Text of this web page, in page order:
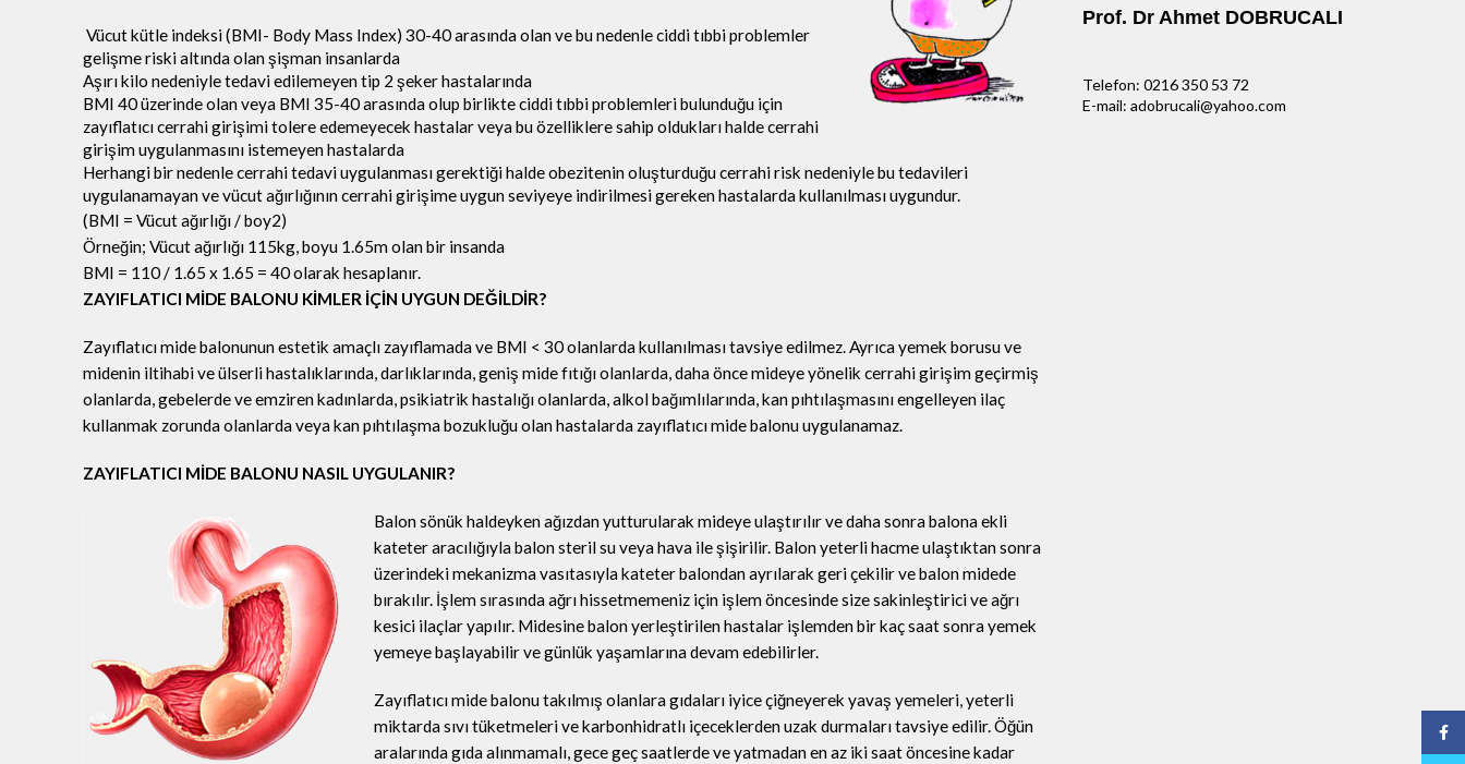
Vücut kütle indeksi (BMI- Body Mass Index) 30-40 arasında olan ve bu nedenle ciddi tıbbi problemler
gelişme riski altında olan şişman insanlarda
Aşırı kilo nedeniyle tedavi edilemeyen tip 2 şeker hastalarında
BMI 40 üzerinde olan veya BMI 35-40 arasında olup birlikte ciddi tıbbi problemleri bulunduğu için
zayıflatıcı cerrahi girişimi tolere edemeyecek hastalar veya bu özelliklere sahip oldukları halde cerrahi
girişim uygulanmasını istemeyen hastalarda
Herhangi bir nedenle cerrahi tedavi uygulanması gerektiği halde obezitenin oluşturduğu cerrahi risk nedeniyle bu tedavileri
uygulanamayan ve vücut ağırlığının cerrahi girişime uygun seviyeye indirilmesi gereken hastalarda kullanılması uygundur.
(BMI = Vücut ağırlığı / boy2)
Örneğin; Vücut ağırlığı 115kg, boyu 1.65m olan bir insanda
BMI = 110 / 1.65 x 1.65 = 40 olarak hesaplanır.
ZAYIFLATICI MİDE BALONU KİMLER İÇİN UYGUN DEĞİLDİR?
Zayıflatıcı mide balonunun estetik amaçlı zayıflamada ve BMI < 30 olanlarda kullanılması tavsiye edilmez. Ayrıca yemek borusu ve
midenin iltihabi ve ülserli hastalıklarında, darlıklarında, geniş mide fıtığı olanlarda, daha önce mideye yönelik cerrahi girişim geçirmiş
olanlarda, gebelerde ve emziren kadınlarda, psikiatrik hastalığı olanlarda, alkol bağımlılarında, kan pıhtılaşmasını engelleyen ilaç
kullanmak zorunda olanlarda veya kan pıhtılaşma bozukluğu olan hastalarda zayıflatıcı mide balonu uygulanamaz.
ZAYIFLATICI MİDE BALONU NASIL UYGULANIR?
Balon sönük haldeyken ağızdan yutturularak mideye ulaştırılır ve daha sonra balona ekli
kateter aracılığıyla balon steril su veya hava ile şişirilir. Balon yeterli hacme ulaştıktan sonra
üzerindeki mekanizma vasıtasıyla kateter balondan ayrılarak geri çekilir ve balon midede
bırakılır. İşlem sırasında ağrı hissetmemeniz için işlem öncesinde size sakinleştirici ve ağrı
kesici ilaçlar yapılır. Midesine balon yerleştirilen hastalar işlemden bir kaç saat sonra yemek
yemeye başlayabilir ve günlük yaşamlarına devam edebilirler.
Zayıflatıcı mide balonu takılmış olanlara gıdaları iyice çiğneyerek yavaş yemeleri, yeterli
miktarda sıvı tüketmeleri ve karbonhidratlı içeceklerden uzak durmaları tavsiye edilir. Öğün
aralarında gıda alınmamalı, gece geç saatlerde ve yatmadan en az iki saat öncesine kadar
Prof. Dr Ahmet DOBRUCALI
Telefon: 0216 350 53 72
E-mail: adobrucali@yahoo.com